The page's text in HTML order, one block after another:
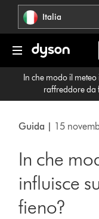
navigazione Italia
In che modo il meteo
raffreddore da
Guida | 15
In che
influisce
fieno?